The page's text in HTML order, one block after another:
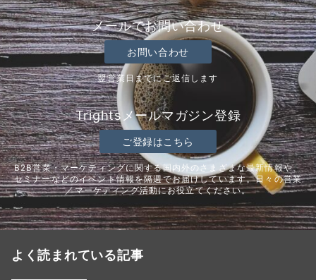
メールでお問い合わせ
お問い合わせ
翌営業日までにご返信します
Trightsメールマガジン登録
ご登録はこちら
B2B営業・マーケティングに関する国内外のさまざまな最新情報や、
セミナーなどのイベント情報を隔週でお届けしています。日々の営業
／マーケティング活動にお役立てください。
よく読まれている記事